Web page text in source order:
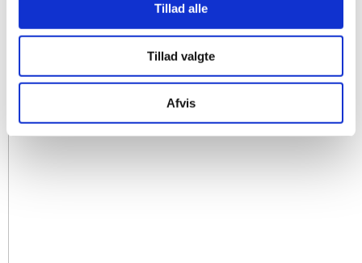
Tillad alle
Tillad valgte
Afvis